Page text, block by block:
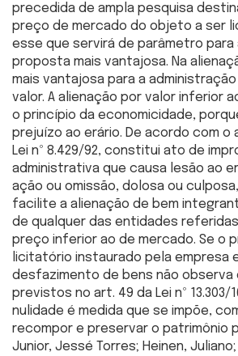
precedida de ampla pesquisa
preço de mercado do objeto a ser
esse que servirá de parâmetro
proposta mais vantajosa. Na
mais vantajosa para a
valor. A alienação por valor inferior
o princípio da economicidade,
prejuízo ao erário. De acordo com o
Lei nº 8.429/92, constitui ato de
administrativa que causa lesão ao
ação ou omissão, dolosa ou
facilite a alienação de bem
de qualquer das entidades referidas
preço inferior ao de mercado. Se o
licitatório instaurado pela empresa
desfazimento de bens não observa
previstos no art. 49 da Lei nº 13.303/
nulidade é medida que se impõe,
recompor e preservar o patrimônio
Junior, Jessé Torres; Heinen,